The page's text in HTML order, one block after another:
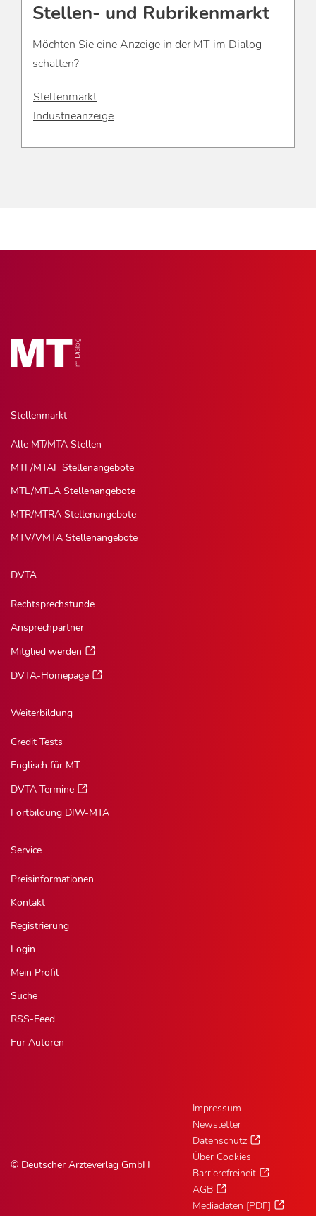
Stellen- und Rubrikenmarkt
Möchten Sie eine Anzeige in der MT im Dialog
schalten?
Stellenmarkt
Industrieanzeige
Stellenmarkt
Alle MT/MTA Stellen
MTF/MTAF Stellenangebote
MTL/MTLA Stellenangebote
MTR/MTRA Stellenangebote
MTV/VMTA Stellenangebote
DVTA
Rechtsprechstunde
Ansprechpartner
Mitglied werden
DVTA-Homepage
Weiterbildung
Credit Tests
Englisch für MT
DVTA Termine
Fortbildung DIW-MTA
Service
Preisinformationen
Kontakt
Registrierung
Login
Mein Profil
Suche
RSS-Feed
Für Autoren
© Deutscher Ärzteverlag GmbH
Impressum
Newsletter
Datenschutz
Über Cookies
Barrierefreiheit
AGB
Mediadaten [PDF]